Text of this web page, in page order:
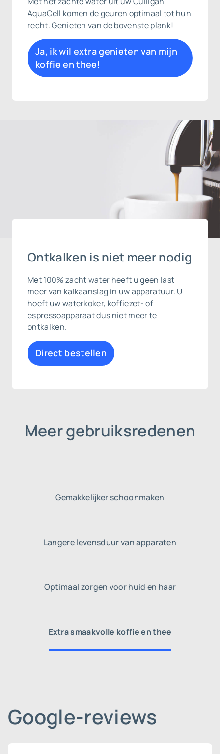
AquaCell komen de geuren optimaal tot hun
recht. Genieten van de bovenste plank!
Ja, ik wil extra genieten van mijn
koffie en thee!
Ontkalken is niet meer nodig
Met 100% zacht water heeft u geen last
meer van kalkaanslag in uw apparatuur. U
hoeft uw waterkoker, koffiezet- of
espressoapparaat dus niet meer te
ontkalken.
Direct bestellen
Meer gebruiksredenen
Gemakkelijker schoonmaken
Langere levensduurvan apparaten
Optimaal zorgen voor huid en haar
Extra smaakvolle koffie en thee
Google-reviews